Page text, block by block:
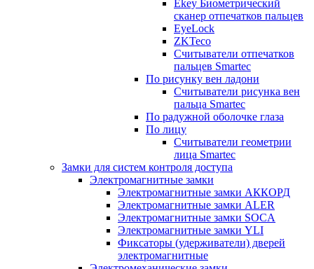
Ekey Биометрический
сканер отпечатков пальцев
EyeLock
ZKTeco
Считыватели отпечатков
пальцев Smartec
По рисунку вен ладони
Считыватели рисунка вен
пальца Smartec
По радужной оболочке глаза
По лицу
Считыватели геометрии
лица Smartec
Замки для систем контроля доступа
Электромагнитные замки
Электромагнитные замки АККОРД
Электромагнитные замки ALER
Электромагнитные замки SOCA
Электромагнитные замки YLI
Фиксаторы (удерживатели) дверей
электромагнитные